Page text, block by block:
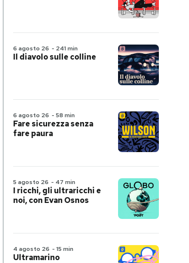
6 agosto 26 - 241 min
Il diavolo sulle colline
6 agosto 26 - 58 min
Fare sicurezza senza
fare paura
5 agosto 26 - 47 min
I ricchi, gli ultraricchi e
noi, con Evan Osnos
4 agosto 26 - 15 min
Ultramarino